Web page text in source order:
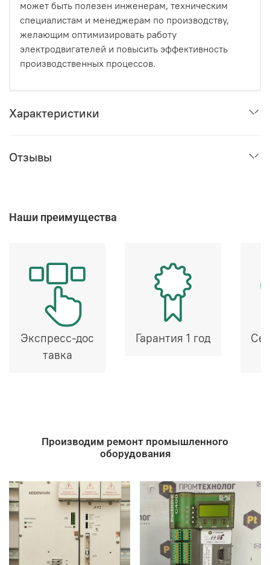
может быть полезен инженерам, техническим
специалистам и менеджерам по производству,
желающим оптимизировать работу
электродвигателей и повысить эффективность
производственных процессов.
Характеристики
Отзывы
Наши преимущества
Экспресс-дос
тавка
Гарантия 1 год
Производим ремонт промышленного
оборудования